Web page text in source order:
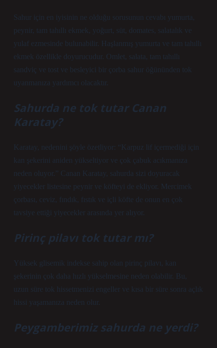
Sahur için en iyisinin ne olduğu sorusunun cevabı yumurta,
peynir, tam tahıllı ekmek, yoğurt, süt, domates, salatalık ve
yulaf ezmesinde bulunabilir. Haşlanmış yumurta ve tam tahıllı
ekmek özellikle doyurucudur. Omlet, salata, tam tahıllı
sandviç ve tost ve besleyici bir çorba sahur öğününden tok
uyanmanıza yardımcı olacaktır.
Sahurda ne tok tutar Canan
Karatay?
Karatay, nedenini şöyle özetliyor: “Karpuz lif içermediği için
kan şekerini aniden yükseltiyor ve çok çabuk acıkmanıza
neden oluyor.” Canan Karatay, sahurda sizi doyuracak
yiyecekler listesine peynir ve köfteyi de ekliyor. Mercimek
çorbası, ceviz, fındık, fıstık ve içli köfte de onun en çok
tavsiye ettiği yiyecekler arasında yer alıyor.
Pirinç pilavı tok tutar mı?
Yüksek glisemik indekse sahip olan pirinç pilavı, kan
şekerinin çok daha hızlı yükselmesine neden olabilir. Bu,
uzun süre tok hissetmenizi engeller ve kısa bir süre sonra açlık
hissi yaşamanıza neden olur.
Peygamberimiz sahurda ne yerdi?